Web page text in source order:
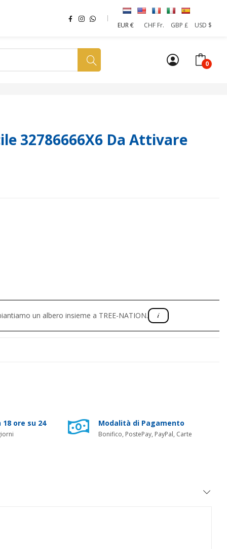
EUR €
CHF Fr. GBP £ USD $
0
32786666X6 Da Attivare
un albero insieme a TREE-NATION.
ore su 24 Modalità di Pagamento
Bonifico, PostePay, PayPal, Carte